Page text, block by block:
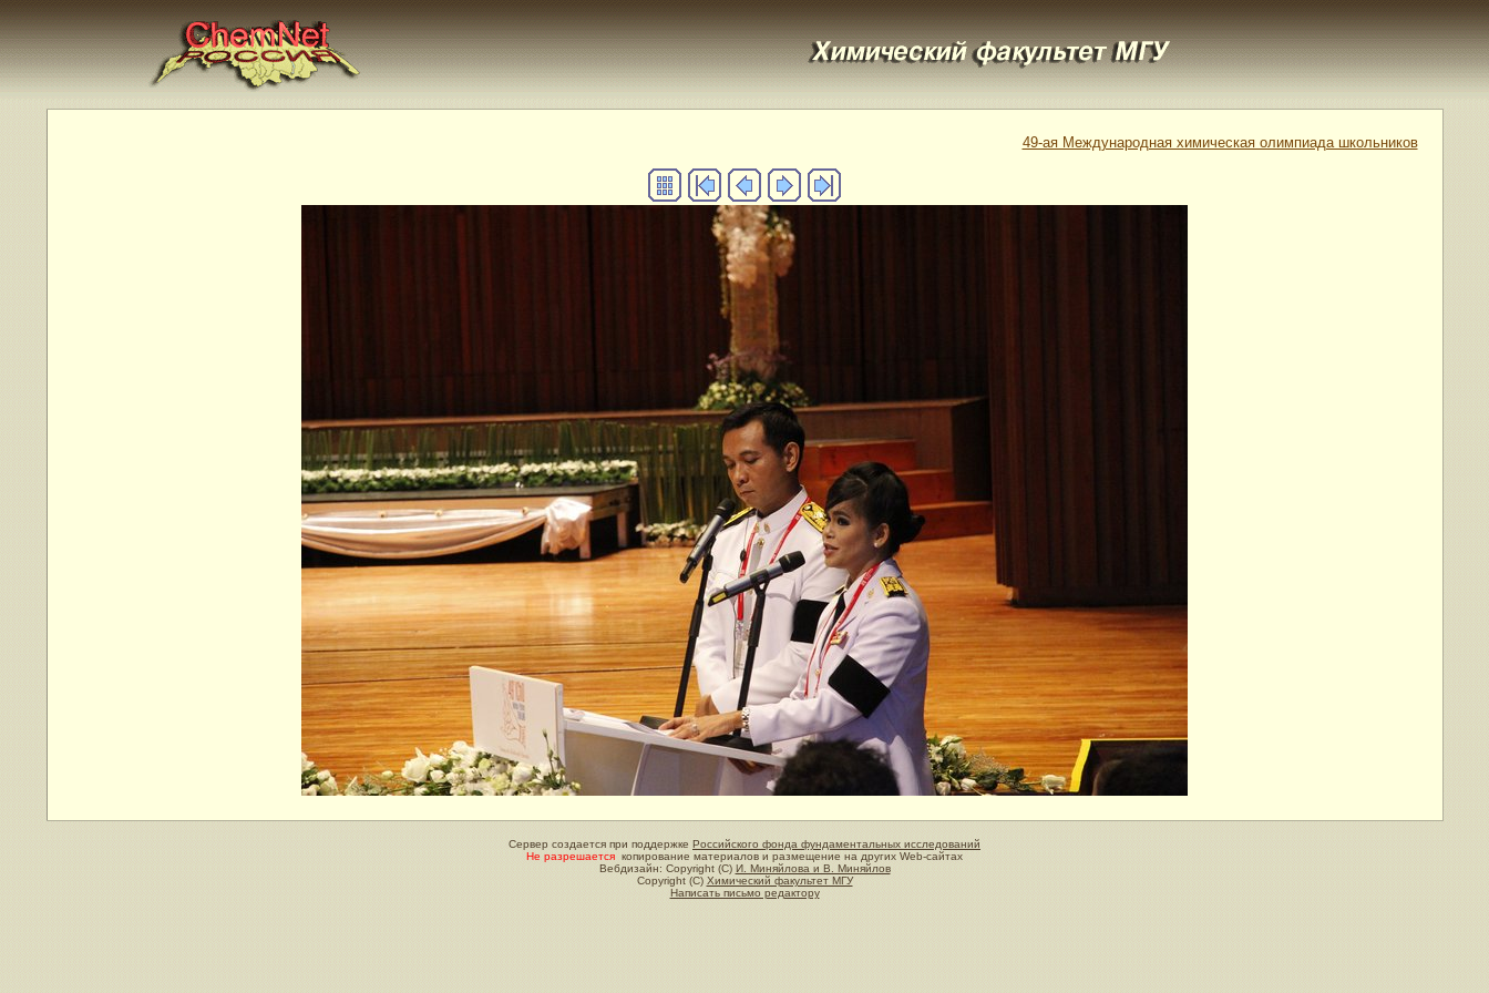
49-ая Международная химическая олимпиада школьников
Сервер создается при поддержке Российского фонда фундаментальных исследований
Не разрешается копирование материалов и размещение на других Web-сайтах
Вебдизайн: Copyright (C) И. Миняйлова и В. Миняйлов
Copyright (C) Химический факультет МГУ
Написать письмо редактору